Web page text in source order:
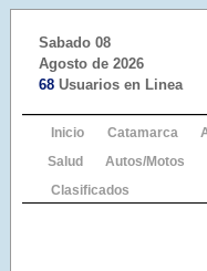
Sabado 08
Agosto de 2026
68 Usuarios en Linea
Inicio Catamarca
Salud
Autos/Motos
Clasificados